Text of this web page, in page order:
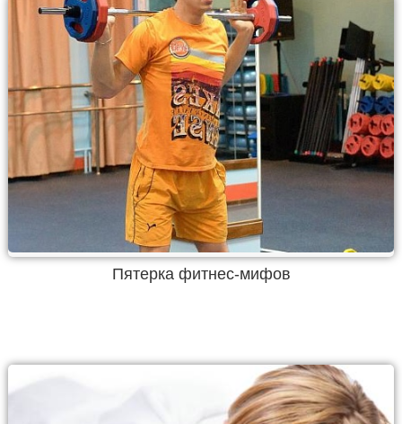
Пятерка фитнес-мифов